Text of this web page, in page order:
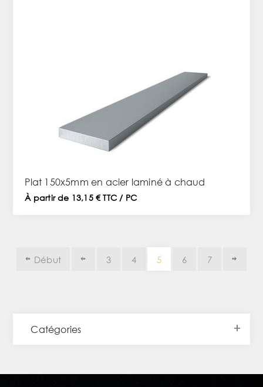
Plat 150x5mm en acier laminé à chaud
À partir de 13,15 € TTC / PC
Début 3 4 5 6 7
Catégories